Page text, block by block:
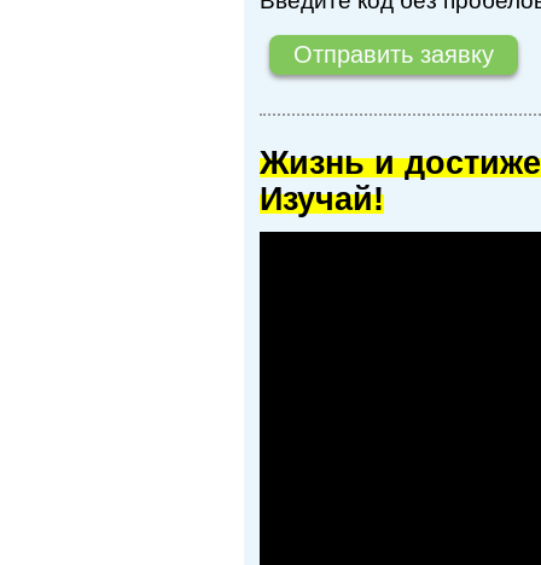
Жизнь и
Изучай!